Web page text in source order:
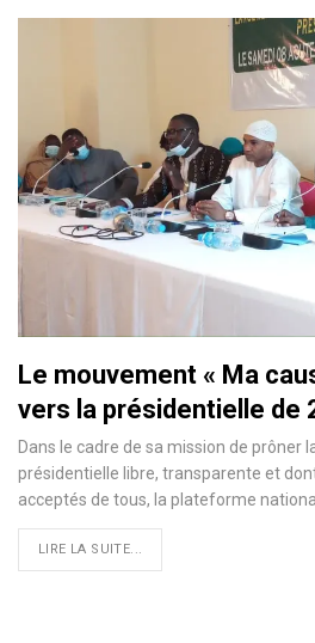
Le mouvement « Ma
vers la présidentielle de
Dans le cadre de sa mission de prôner
présidentielle libre, transparente et
acceptés de tous, la plateforme
LIRE LA SUITE...